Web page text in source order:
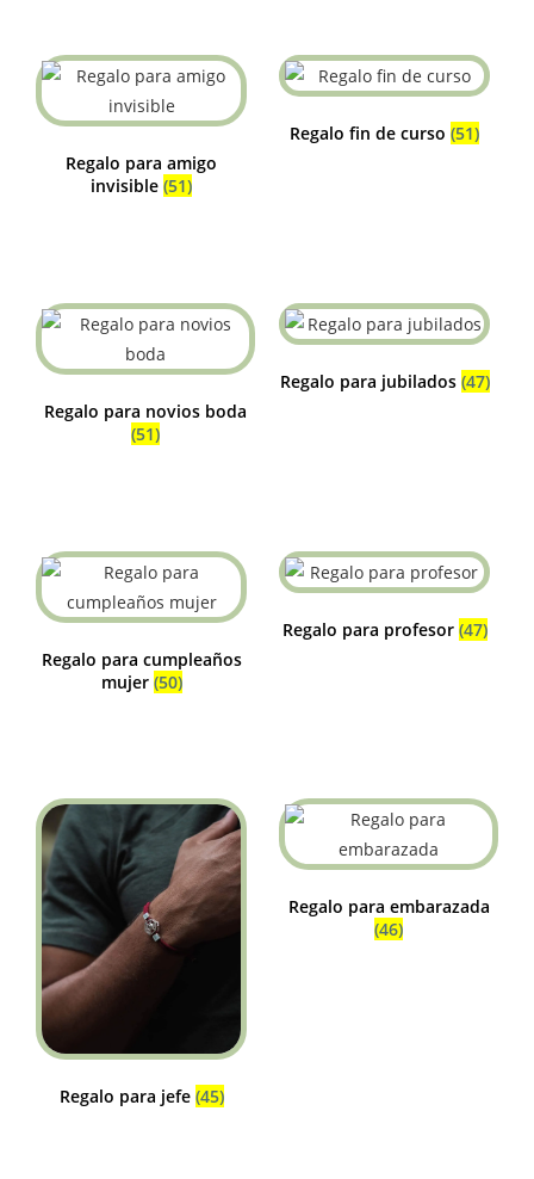
Regalo para amigo
invisible (51)
Regalo fin de curso (51)
Regalo para novios boda
(51)
Regalo para jubilados (47)
Regalo para cumpleaños
mujer (50)
Regalo para profesor (47)
Regalo para jefe (45)
Regalo para embarazada
(46)